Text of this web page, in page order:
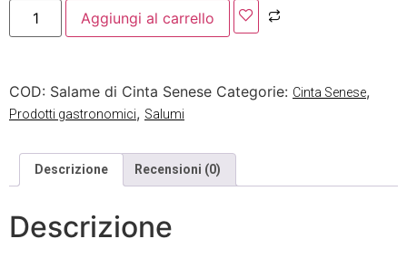
Aggiungi al carrello
COD: Salame di Cinta Senese Categorie: Cinta Senese,
Prodotti gastronomici, Salumi
Descrizione Recensioni (0)
Descrizione